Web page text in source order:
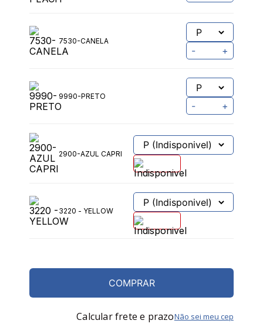
7530-CANELA
- +
9990-PRETO
- +
2900-AZUL CAPRI
3220 - YELLOW
COMPRAR
Calcular frete e prazoNão sei meu cep